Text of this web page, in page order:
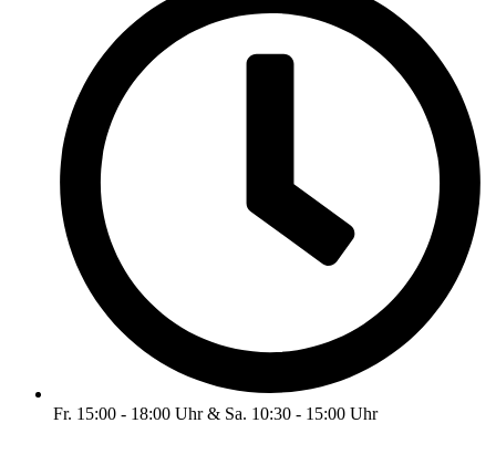
Fr. 15:00 - 18:00 Uhr & Sa. 10:30 - 15:00 Uhr